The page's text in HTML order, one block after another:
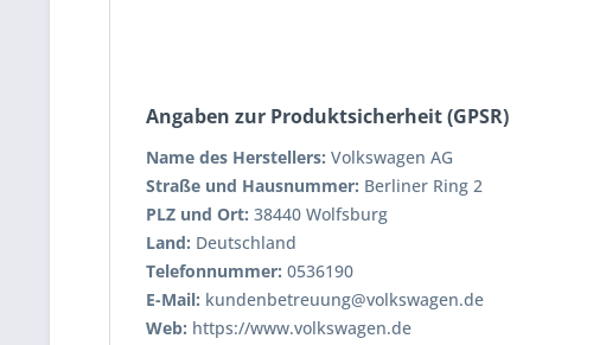
Angaben zur Produktsicherheit (GPSR)
Name des Herstellers: Volkswagen AG
Straße und Hausnummer: Berliner Ring 2
PLZ und Ort: 38440 Wolfsburg
Land: Deutschland
Telefonnummer: 0536190
E-Mail: kundenbetreuung@volkswagen.de
Web: https://www.volkswagen.de